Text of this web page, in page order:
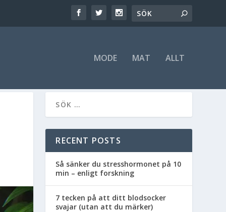
MODE MAT ALLT
RECENT POSTS
Så sänker du stresshormonet på 10
min – enligt forskning
7 tecken på att ditt blodsocker
svajar (utan att du märker)